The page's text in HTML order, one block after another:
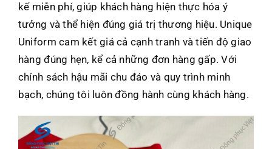
kế miễn phí, giúp khách hàng hiện thực hóa ý
tưởng và thể hiện đúng giá trị thương hiệu. Unique
Uniform cam kết giá cả cạnh tranh và tiến độ giao
hàng đúng hẹn, kể cả những đơn hàng gấp. Với
chính sách hậu mãi chu đáo và quy trình minh
bạch, chúng tôi luôn đồng hành cùng khách hàng.